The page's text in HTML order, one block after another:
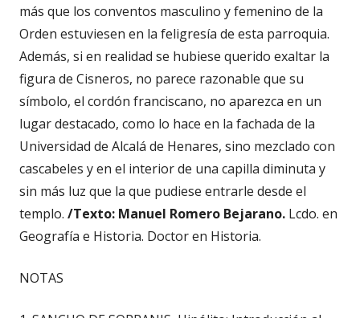
más que los conventos masculino y femenino de la
Orden estuviesen en la feligresía de esta parroquia.
Además, si en realidad se hubiese querido exaltar la
figura de Cisneros, no parece razonable que su
símbolo, el cordón franciscano, no aparezca en un
lugar destacado, como lo hace en la fachada de la
Universidad de Alcalá de Henares, sino mezclado con
cascabeles y en el interior de una capilla diminuta y
sin más luz que la que pudiese entrarle desde el
templo. /Texto: Manuel Romero Bejarano. Lcdo. en
Geografía e Historia. Doctor en Historia.
NOTAS